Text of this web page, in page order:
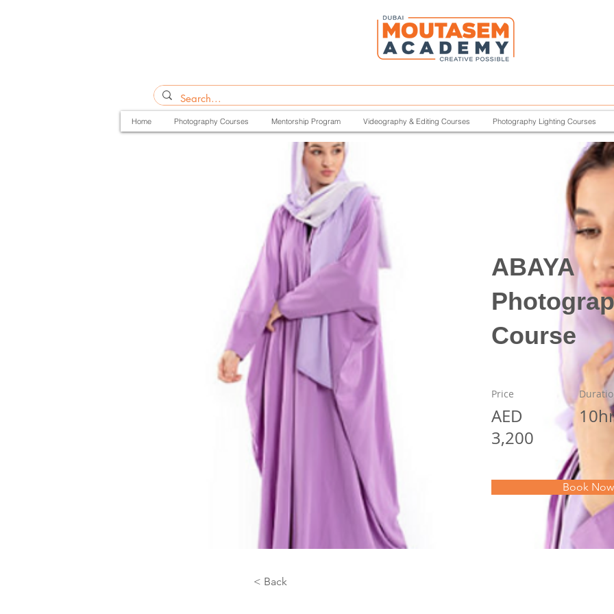
Home Photography Courses Mentorship Program Videography & Editing Courses Photography Lighting Courses
ABAYA
Course
Price
AED
3,200
Book Now
< Back